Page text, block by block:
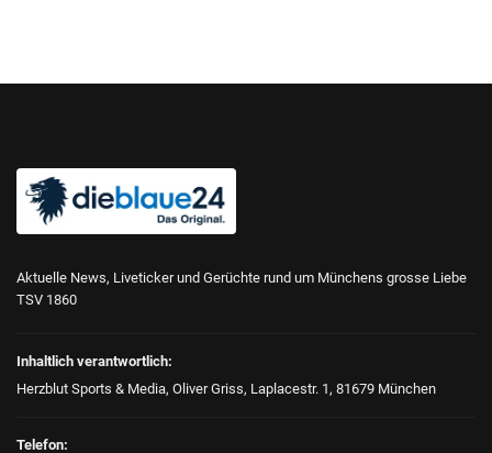
Aktuelle News, Liveticker und Gerüchte rund um Münchens grosse Liebe
TSV 1860
Inhaltlich verantwortlich:
Herzblut Sports & Media, Oliver Griss, Laplacestr. 1, 81679 München
Telefon: